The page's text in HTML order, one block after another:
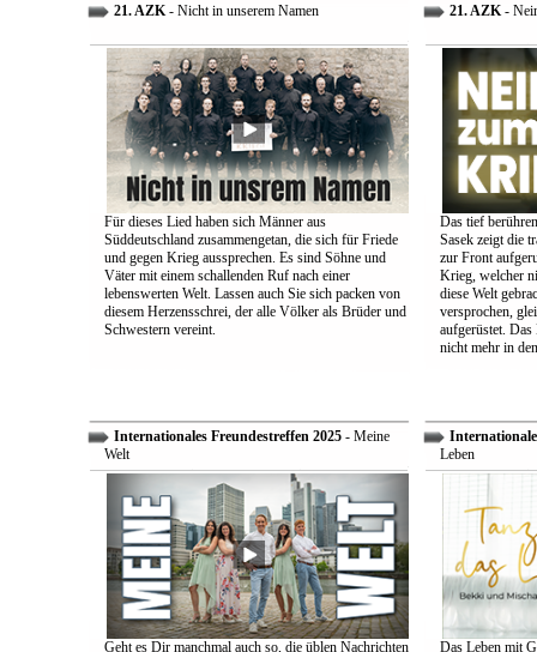
21. AZK- Nicht in unserem Namen
Für dieses Lied haben sich Männer aus
Süddeutschland zusammengetan, die sich für Friede
und gegen Krieg aussprechen. Es sind Söhne und
Väter mit einem schallenden Ruf nach einer
lebenswerten Welt. Lassen auch Sie sich packen von
diesem Herzensschrei, der alle Völker als Brüder und
Schwestern vereint.
21. AZK-
Das tief
Sasek zeigt die
zur Front
Krieg, welcher
diese Welt
versprochen,
aufgerüstet.
nicht mehr in
Internationales Freundestreffen 2025- Meine
Welt
Geht es Dir manchmal auch so, die üblen Nachrichten
Leben
Das Leben mit